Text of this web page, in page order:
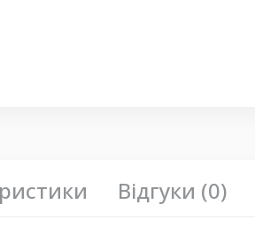
Відгуки (0)